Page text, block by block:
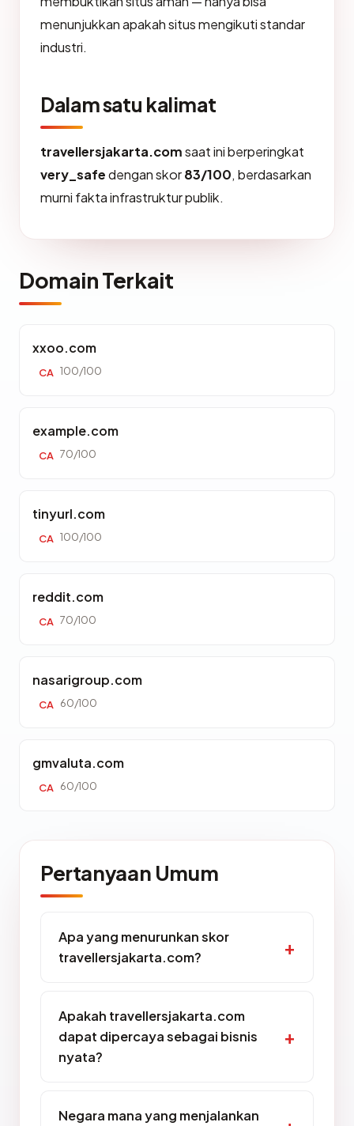
menunjukkan apakah situs mengikuti standar
industri.
Dalam satu kalimat
travellersjakarta.comsaat ini berperingkat
very_safedengan skor83/100, berdasarkan
murni fakta infrastruktur publik.
Domain Terkait
xxoo.com
CA 100/100
example.com
CA 70/100
tinyurl.com
CA 100/100
reddit.com
CA 70/100
nasarigroup.com
CA 60/100
gmvaluta.com
CA 60/100
Pertanyaan Umum
Apa yang menurunkan skor
travellersjakarta.com?
Apakah travellersjakarta.com
dapat dipercaya sebagai bisnis
nyata?
Negara mana yang menjalankan